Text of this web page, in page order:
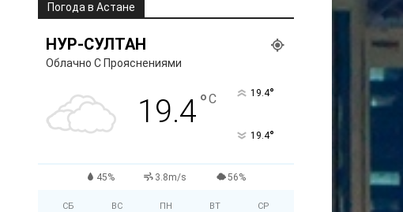
Погода в Астане
НУР-СУЛТАН
Облачно С Прояснениями
19.4°C 19.4°
19.4°
45% 3.8m/s 56%
СБ ВС ПН ВТ СР